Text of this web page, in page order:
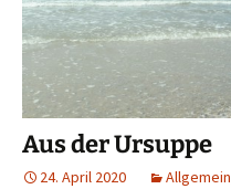
Aus der Ursuppe
24. April 2020 Allgemein